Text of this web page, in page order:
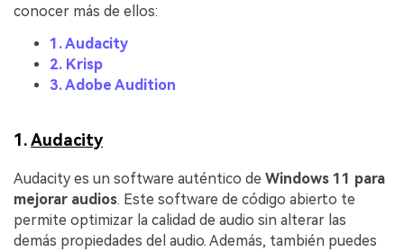
conocer más de ellos:
1. Audacity
2. Krisp
3. Adobe Audition
1.Audacity
Audacity es un software auténtico de Windows 11 para
mejorar audios. Este software de código abierto te
permite optimizar la calidad de audio sin alterar las
demás propiedades del audio. Además, también puedes